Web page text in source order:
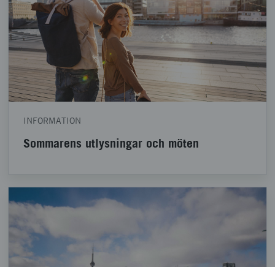
INFORMATION
Sommarens utlysningar och möten